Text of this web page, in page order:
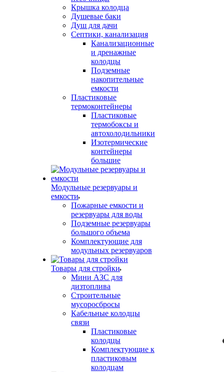
Крышка колодца
Душевые баки
Душ для дачи
Септики, канализация
Канализационные
и дренажные
колодцы
Подземные
накопительные
емкости
Пластиковые
термоконтейнеры
Пластиковые
термобоксы и
автохолодильники
Изотермические
контейнеры
большие
Модульные резервуары и
емкости
Пожарные емкости и
резервуары для воды
Подземные резервуары
большого объема
Комплектующие для
модульных резервуаров
Товары для стройки
Мини АЗС для
дизтоплива
Строительные
мусоросбросы
Кабельные колодцы
связи
Пластиковые
колодцы
Комплектующие к
пластиковым
колодцам